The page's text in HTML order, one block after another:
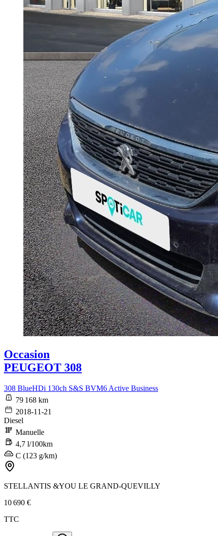
Occasion
PEUGEOT 308
308 BlueHDi 130ch S&S BVM6 Active Business
79 168 km
2018-11-21
Diesel
Manuelle
4,7 l/100km
C (123 g/km)
STELLANTIS &YOU LE GRAND-QUEVILLY
10 690 €
TTC